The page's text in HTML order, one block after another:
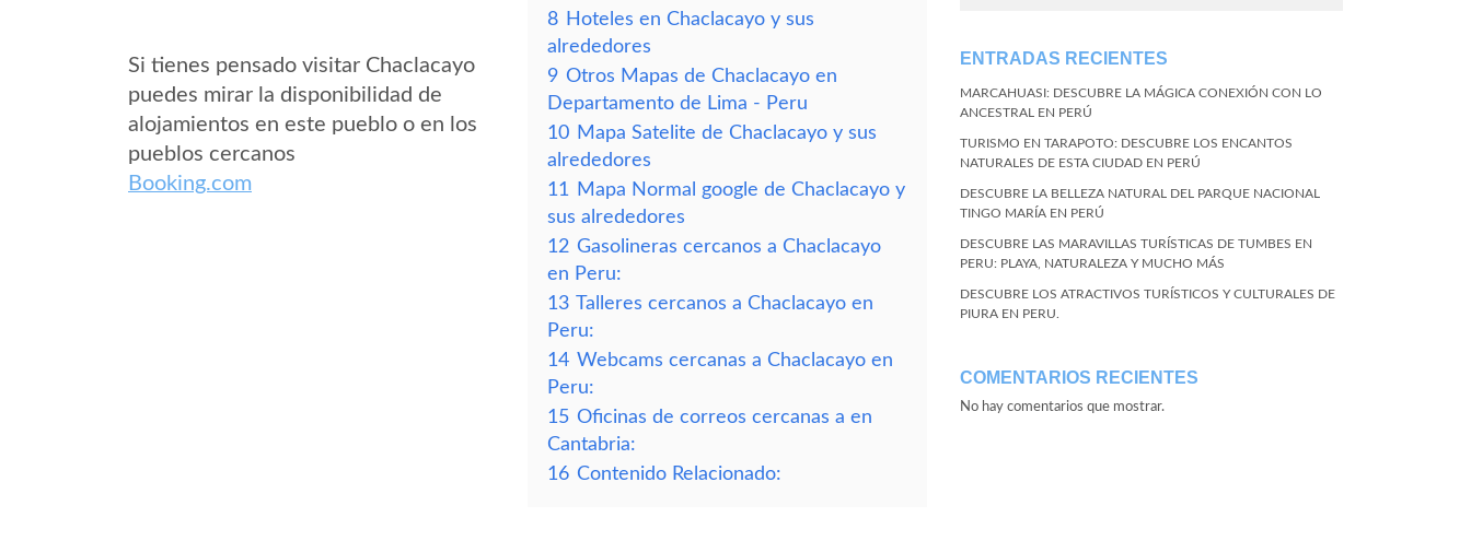
Si tienes pensado visitar Chaclacayo
puedes mirar la disponibilidad de
alojamientos en este pueblo o en los
pueblos cercanos
Booking.com
8 Hoteles en Chaclacayo y sus
alrededores
9 Otros Mapas de Chaclacayo en
Departamento de Lima - Peru
10 Mapa Satelite de Chaclacayo y sus
alrededores
11
Mapa Normal google de Chaclacayo y
sus alrededores
12 Gasolineras cercanos a Chaclacayo
en Peru:
13 Talleres cercanos a Chaclacayo en
Peru:
14 Webcams cercanas a Chaclacayo en
Peru:
15 Oficinas de correos cercanas a en
Cantabria:
16 Contenido Relacionado:
ENTRADAS RECIENTES
MARCAHUASI: DESCUBRE LA MÁGICA CONEXIÓN CON LO
ANCESTRAL EN PERÚ
TURISMO EN TARAPOTO: DESCUBRE LOS ENCANTOS
NATURALES DE ESTA CIUDAD EN PERÚ
DESCUBRE LA BELLEZA NATURAL DEL PARQUE NACIONAL
TINGO MARÍA EN PERÚ
DESCUBRE LAS MARAVILLAS TURÍSTICAS DE TUMBES EN
PERU: PLAYA, NATURALEZA Y MUCHO MÁS
DESCUBRE LOS ATRACTIVOS TURÍSTICOS Y CULTURALES DE
PIURA EN PERU.
COMENTARIOS RECIENTES
No hay comentarios que mostrar.